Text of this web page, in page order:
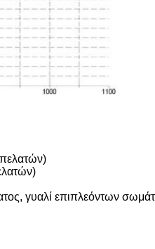
γυαλί επιπλεόντων